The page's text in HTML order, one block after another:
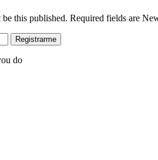
this published. Required fields are
do